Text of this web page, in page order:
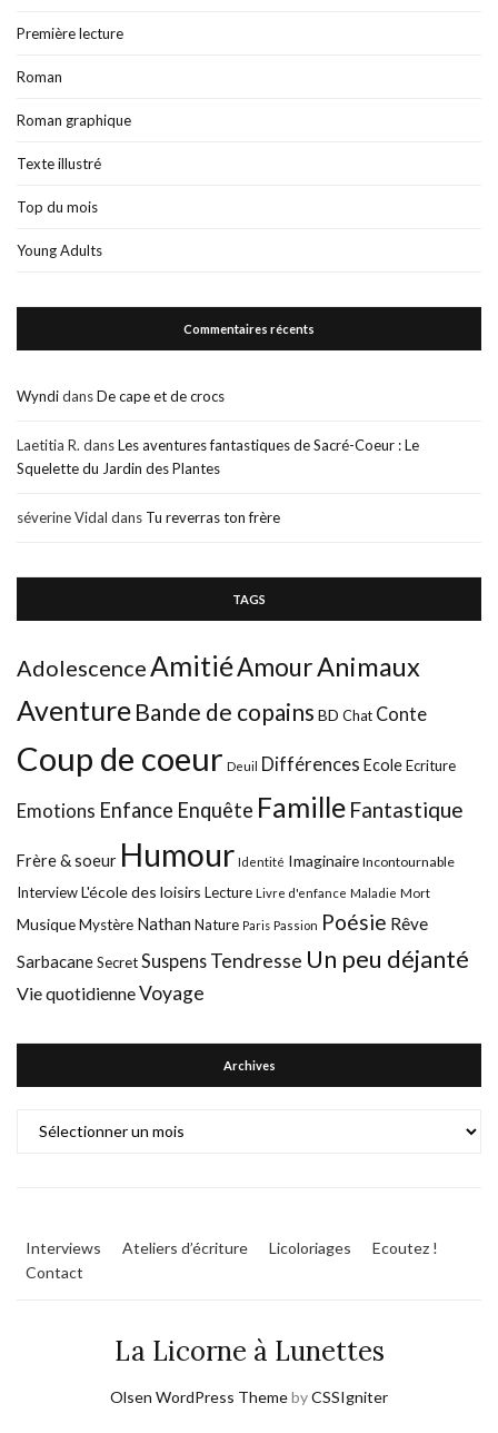
Première lecture
Roman
Roman graphique
Texte illustré
Top du mois
Young Adults
Commentaires récents
WyndidansDe cape et de crocs
Laetitia R. dansLes aventures fantastiques de Sacré-Coeur : Le
Squelette du Jardin des Plantes
séverine Vidal dans Tu reverras ton frère
TAGS
Adolescence AmitiéAmourAnimaux
Aventure Bande de copains BD Chat Conte
Coup de coeur Deuil Différences EcoleEcriture
Emotions Enfance Enquête Famille Fantastique
Frère & soeur Humour Identité Imaginaire Incontournable
InterviewL'école des loisirs Lecture Livre d'enfance Maladie Mort
MusiqueMystère Nathan Nature Paris Passion Poésie Rêve
SarbacaneSecret Suspens Tendresse Un peu déjanté
Vie quotidienneVoyage
Archives
Interviews Ateliers d’écriture Licoloriages
Ecoutez !
Contact
La Licorne à Lunettes
Olsen WordPress ThemebyCSSIgniter